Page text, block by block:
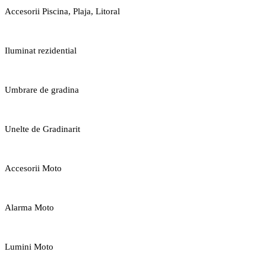
Accesorii Piscina, Plaja, Litoral
Iluminat rezidential
Umbrare de gradina
Unelte de Gradinarit
Accesorii Moto
Alarma Moto
Lumini Moto